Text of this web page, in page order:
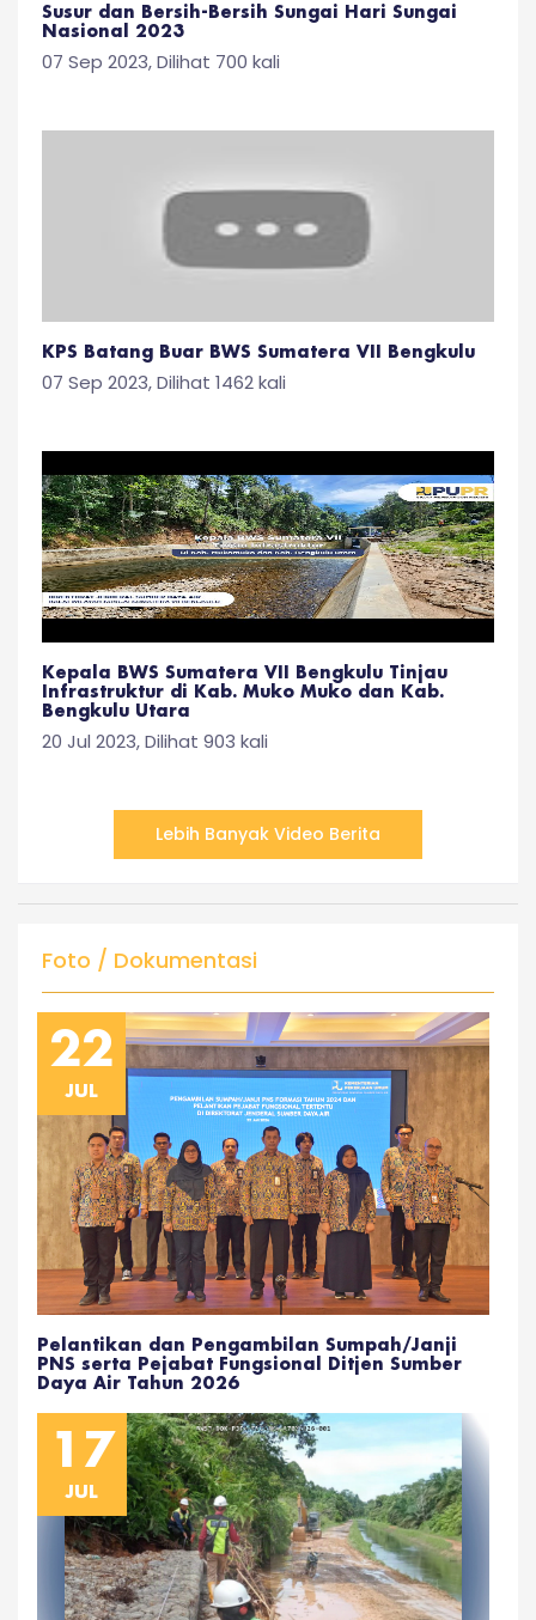
Susur dan Bersih-Bersih Sungai Hari Sungai
Nasional 2023
07 Sep 2023, Dilihat 700 kali
KPS Batang Buar BWS Sumatera VII Bengkulu
07 Sep 2023, Dilihat 1462 kali
Kepala BWS Sumatera VII Bengkulu Tinjau
Infrastruktur di Kab. Muko Muko dan Kab.
Bengkulu Utara
20 Jul 2023, Dilihat 903 kali
Lebih Banyak Video Berita
Foto / Dokumentasi
22
JUL
Pelantikan dan Pengambilan Sumpah/Janji
PNS serta Pejabat Fungsional Ditjen Sumber
Daya Air Tahun 2026
17
JUL